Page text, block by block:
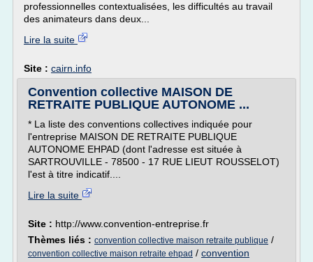
professionnelles contextualisées, les difficultés au travail
des animateurs dans deux...
Lire la suite
Site : cairn.info
Convention collective MAISON DE
RETRAITE PUBLIQUE AUTONOME ...
* La liste des conventions collectives indiquée pour
l'entreprise MAISON DE RETRAITE PUBLIQUE
AUTONOME EHPAD (dont l'adresse est située à
SARTROUVILLE - 78500 - 17 RUE LIEUT ROUSSELOT)
l'est à titre indicatif....
Lire la suite
Site : http://www.convention-entreprise.fr
Thèmes liés : convention collective maison retraite publique /
convention collective maison retraite ehpad / convention